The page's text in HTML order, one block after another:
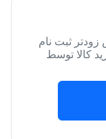
ثبت نام
کالا توسط